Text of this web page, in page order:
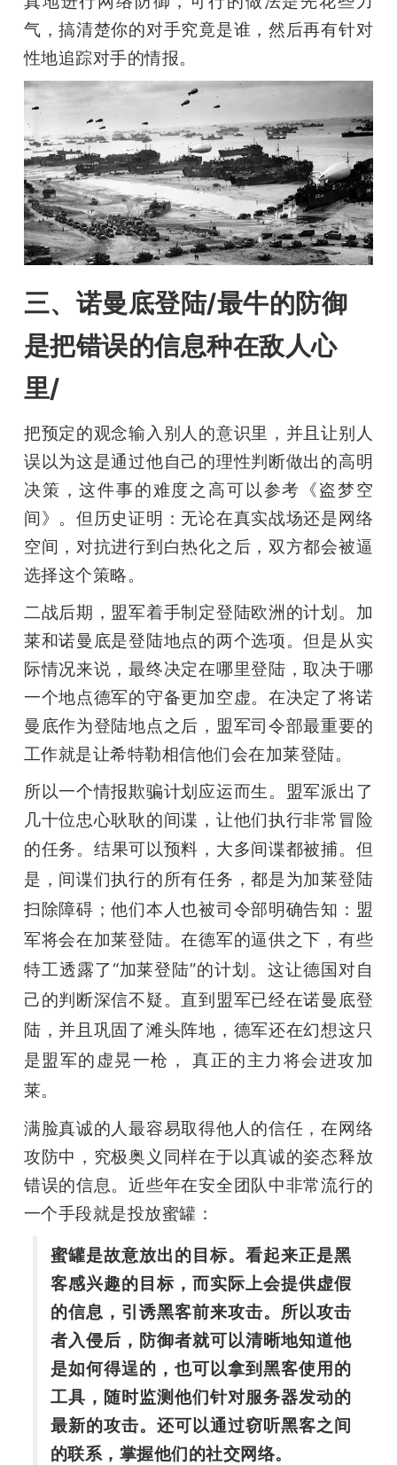
气，搞清楚你的对手究竟是谁，然后再有针对
性地追踪对手的情报。
三、诺曼底登陆/最牛的防御
是把错误的信息种在敌人心
里/
把预定的观念输入别人的意识里，并且让别人
误以为这是通过他自己的理性判断做出的高明
决策，这件事的难度之高可以参考《盗梦空
间》。但历史证明：无论在真实战场还是网络
空间，对抗进行到白热化之后，双方都会被逼
选择这个策略。
二战后期，盟军着手制定登陆欧洲的计划。加
莱和诺曼底是登陆地点的两个选项。但是从实
际情况来说，最终决定在哪里登陆，取决于哪
一个地点德军的守备更加空虚。在决定了将诺
曼底作为登陆地点之后，盟军司令部最重要的
工作就是让希特勒相信他们会在加莱登陆。
所以一个情报欺骗计划应运而生。盟军派出了
几十位忠心耿耿的间谍，让他们执行非常冒险
的任务。 结果可以预料，大多间谍都被捕。但
是，间谍们执行的所有任务，都是为加莱登陆
扫除障碍；他们本人也被司令部明确告知：盟
军将会在加莱登陆。在德军的逼供之下，有些
特工透露了“加莱登陆”的计划。这让德国对自
己的判断深信不疑。直到盟军已经在诺曼底登
陆，并且巩固了滩头阵地，德军还在幻想这只
是盟军的虚晃一枪， 真正的主力将会进攻加
莱。
满脸真诚的人最容易取得他人的信任，在网络
攻防中，究极奥义同样在于以真诚的姿态释放
错误的信息。近些年在安全团队中非常流行的
一个手段就是投放蜜罐：
蜜罐是故意放出的目标。看起来正是黑
客感兴趣的目标，而实际上会提供虚假
的信息，引诱黑客前来攻击。所以攻击
者入侵后，防御者就可以清晰地知道他
是如何得逞的，也可以拿到黑客使用的
工具，随时监测他们针对服务器发动的
最新的攻击。还可以通过窃听黑客之间
的联系，掌握他们的社交网络。